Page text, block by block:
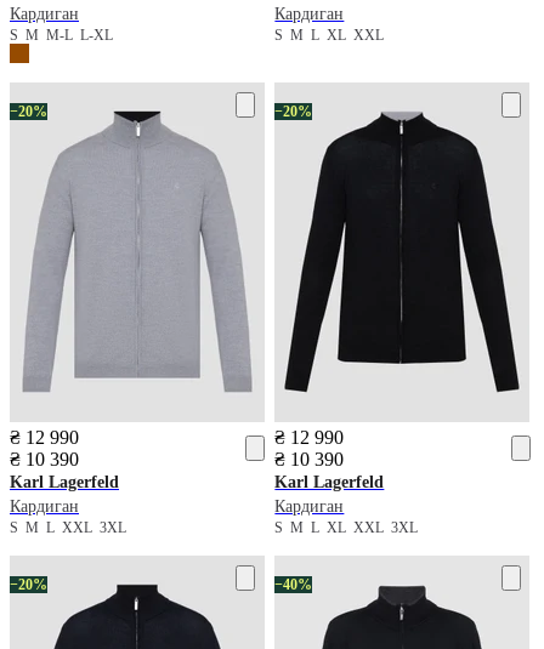
Кардиган
S M M-L L-XL
Кардиган
SMLXLXXL
−20%
₴ 12 990
₴ 10 390
Karl Lagerfeld
Кардиган
S M L XXL 3XL
−20%
₴ 12 990
₴ 10 390
Karl Lagerfeld
Кардиган
SMLXLXXL3XL
−20% −40%